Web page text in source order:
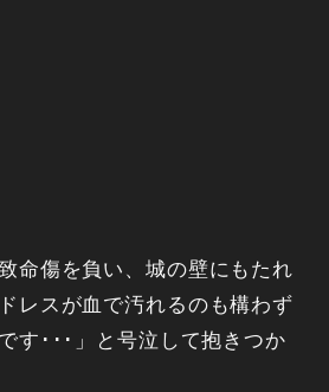
命傷を負い、城の壁にもたれ
レスが血で汚れるのも構わず
す･･･」と号泣して抱きつか